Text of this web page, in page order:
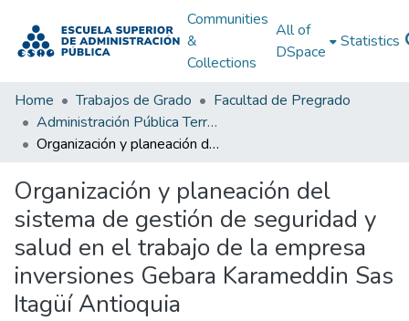
Communities
&
Collections
All of
DSpace
Statistics
Home Trabajos de Grado
Facultad de Pregrado
Administración Pública Territorial (APT)
Organización y planeación del sistema de gestión de seguridad y salud en el trabajo de la empresa inversiones Gebara Karameddin Sas Itagüí Antioquia
Organización y planeación del
sistema de gestión de seguridad y
salud en el trabajo de la empresa
inversiones Gebara Karameddin Sas
Itagüí Antioquia